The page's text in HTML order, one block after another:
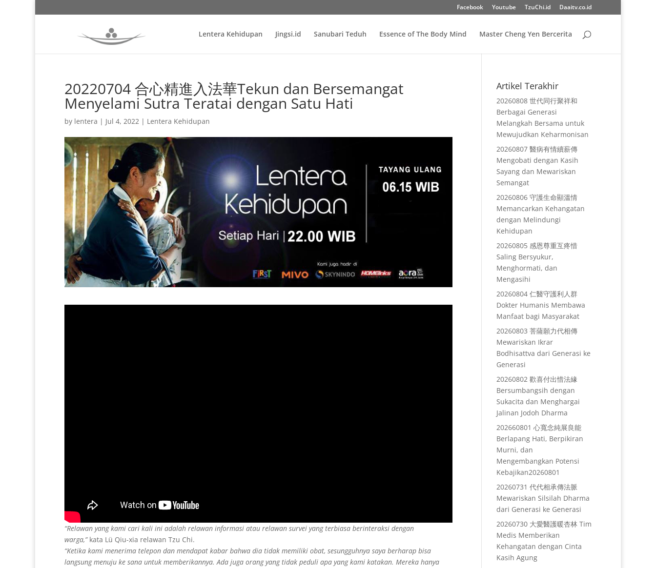
Facebook Youtube TzuChi.id Daaitv.co.id
Lentera Kehidupan Jingsi.id Sanubari Teduh Essence of The Body Mind Master Cheng Yen Bercerita
20220704 合心精進入法華Tekun dan Bersemangat
Menyelami Sutra Teratai dengan Satu Hati
by lentera | Jul 4, 2022 | Lentera Kehidupan
“Relawan yang kami cari kali ini adalah relawan informasi atau relawan survei yang terbiasa berinteraksi dengan
warga,”kata Lü Qiu-xia relawan Tzu Chi.
“Ketika kami menerima telepon dan mendapat kabar bahwa dia tidak memiliki obat, sesungguhnya saya berharap bisa
langsung menuju ke sana untuk memberikannya. Ada juga orang yang tidak peduli apa yang kami katakan. Mereka hanya
Artikel Terakhir
20260808 世代同行聚祥和
Berbagai Generasi
Melangkah Bersama untuk
Mewujudkan Keharmonisan
20260807 醫病有情續薪傳
Mengobati dengan Kasih
Sayang dan Mewariskan
Semangat
20260806 守護生命顯溫情
Memancarkan Kehangatan
dengan Melindungi
Kehidupan
20260805 感恩尊重互疼惜
Saling Bersyukur,
Menghormati, dan
Mengasihi
20260804 仁醫守護利人群
Dokter Humanis Membawa
Manfaat bagi Masyarakat
20260803 菩薩願力代相傳
Mewariskan Ikrar
Bodhisattva dari Generasi ke
Generasi
20260802 歡喜付出惜法緣
Bersumbangsih dengan
Sukacita dan Menghargai
Jalinan Jodoh Dharma
202660801 心寬念純展良能
Berlapang Hati, Berpikiran
Murni, dan
Mengembangkan Potensi
Kebajikan20260801
20260731 代代相承傳法脈
Mewariskan Silsilah Dharma
dari Generasi ke Generasi
20260730 大愛醫護暖杏林 Tim
Medis Memberikan
Kehangatan dengan Cinta
Kasih Agung